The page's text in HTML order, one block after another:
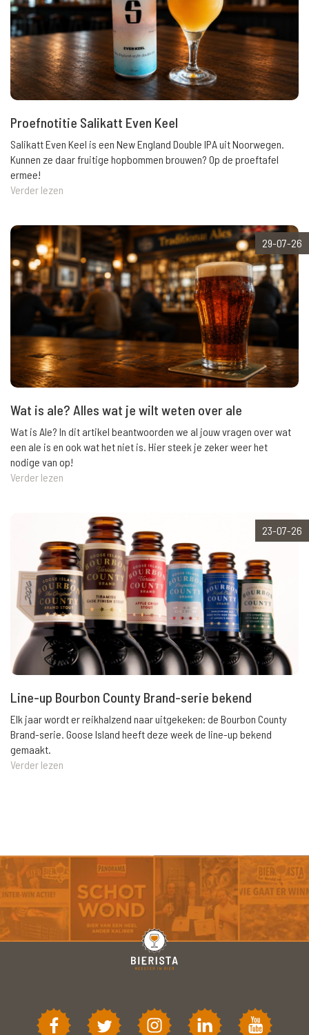
Proefnotitie Salikatt Even Keel
Salikatt Even Keel is een New England Double IPA uit Noorwegen.
Kunnen ze daar fruitige hopbommen brouwen? Op de proeftafel
ermee!
Verder lezen
29-07-26
Wat is ale? Alles wat je wilt weten over ale
Wat is Ale? In dit artikel beantwoorden we al jouw vragen over wat
een ale is en ook wat het niet is. Hier steek je zeker weer het
nodige van op!
Verder lezen
23-07-26
Line-up Bourbon County Brand-serie bekend
Elk jaar wordt er reikhalzend naar uitgekeken: de Bourbon County
Brand-serie. Goose Island heeft deze week de line-up bekend
gemaakt.
Verder lezen